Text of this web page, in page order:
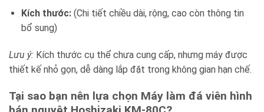
Kích thước:(Chi tiết chiều dài, rộng, cao còn thông tin
bổ sung)
Lưu ý: Kích thước cụ thể chưa cung cấp, nhưng máy được
thiết kế nhỏ gọn, dễ dàng lắp đặt trong không gian hạn chế.
Tại sao bạn nên lựa chọn Máy làm đá viên hình